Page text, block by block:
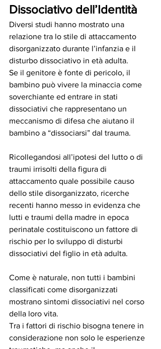
Dissociativo dell’Identità
Diversi studi hanno mostrato una
relazione tra lo stile di attaccamento
disorganizzato durante l’infanzia e il
disturbo dissociativo in età adulta.
Se il genitore è fonte di pericolo, il
bambino può vivere la minaccia come
soverchiante ed entrare in stati
dissociativi che rappresentano un
meccanismo di difesa che aiutano il
bambino a “dissociarsi” dal trauma.
Ricollegandosi all’ipotesi del lutto o di
traumi irrisolti della figura di
attaccamento quale possibile causo
dello stile disorganizzato, ricerche
recenti hanno messo in evidenza che
lutti e traumi della madre in epoca
perinatale costituiscono un fattore di
rischio per lo sviluppo di disturbi
dissociativi del figlio in età adulta.
Come è naturale, non tutti i bambini
classificati come disorganizzati
mostrano sintomi dissociativi nel corso
della loro vita.
Tra i fattori di rischio bisogna tenere in
considerazione non solo le esperienze